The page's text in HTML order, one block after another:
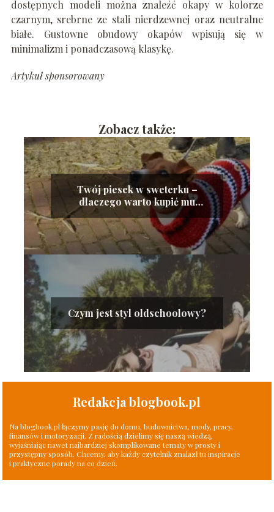
dostępnych modeli można znaleźć okapy w kolorze
czarnym, srebrne ze stali nierdzewnej oraz neutralne
białe. Gustowne obudowy okapów wpisują się w
minimalizm i ponadczasową klasykę.
Artykuł sponsorowany
Zobacz także:
Twój piesek w sweterku –
dlaczego warto kupić mu
ubranko?
Czym jest styl oldschoolowy?
Redakcja blogbook.pl
Na blogbook.pl łączymy pasję do domu, budownictwa, mody, pracy,
finansów i motoryzacji. Z radością dzielimy się naszą wiedzą,
wyjaśniając nawet najbardziej skomplikowane tematy w prosty i
przystępny sposób. Chcemy, aby każdy czytelnik znalazł tu inspiracje
i praktyczne porady na co dzień.